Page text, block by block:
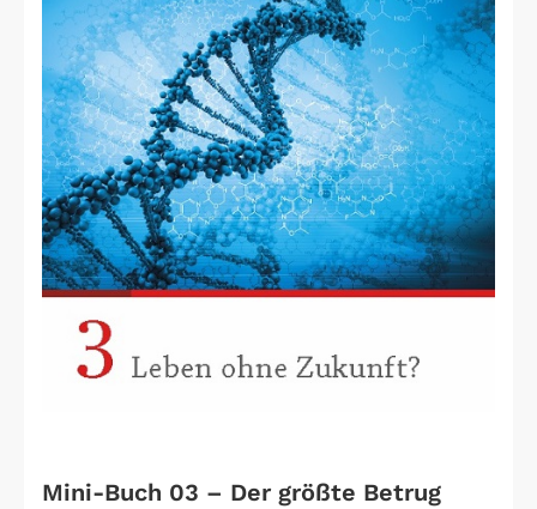
Mini-Buch 03 – Der größte Betrug